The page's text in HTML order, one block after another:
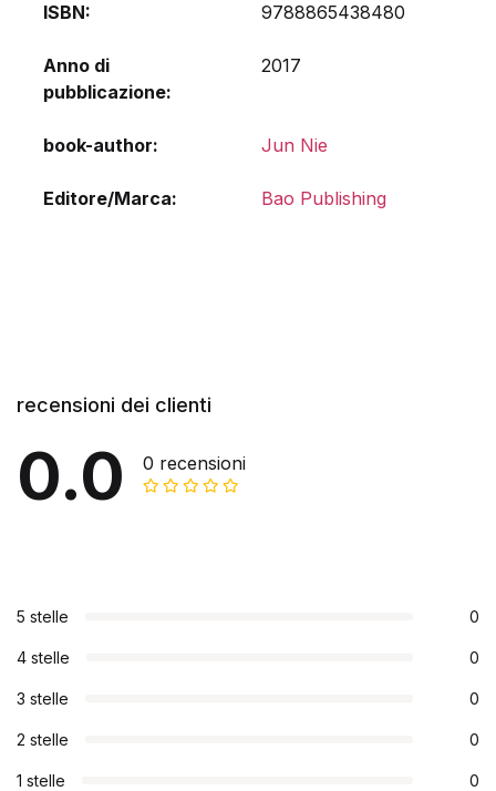
ISBN 9788865438480
Anno di
pubblicazione
2017
book-author Jun Nie
Editore/Marca Bao Publishing
recensioni dei clienti
0.0 0 recensioni
5 stelle 0
4 stelle 0
3 stelle 0
2 stelle 0
1 stelle 0